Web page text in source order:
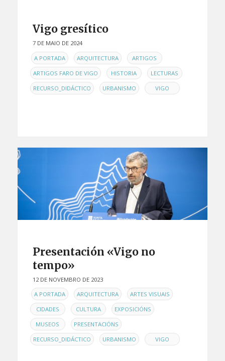
Vigo gresítico
7 DE MAIO DE 2024
ENA PORTADA , ARQUITECTURA , ARTIGOS ,
ARTIGOS FARO DE VIGO , HISTORIA , LECTURAS ,
RECURSO_DIDÁCTICO , URBANISMO , VIGO
Presentación «Vigo no
tempo»
12 DE NOVEMBRO DE 2023
ENA PORTADA , ARQUITECTURA , ARTES VISUAIS ,
CIDADES , CULTURA , EXPOSICIÓNS ,
MUSEOS , PRESENTACIÓNS ,
RECURSO_DIDÁCTICO , URBANISMO , VIGO